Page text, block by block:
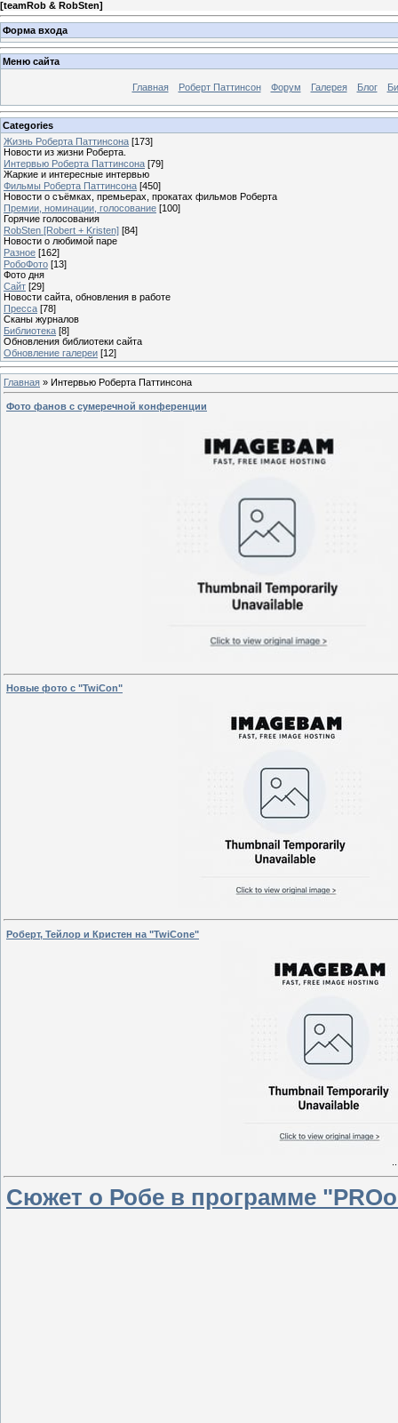
[teamRob & RobSten]
Форма входа
Меню сайта
Главная Роберт Паттинсон Форум Галерея Блог
Categories
Жизнь Роберта Паттинсона [173]
Новости из жизни Роберта.
Интервью Роберта Паттинсона [79]
Жаркие и интересные интервью
Фильмы Роберта Паттинсона [450]
Новости о съёмках, премьерах, прокатах фильмов Роберта
Премии, номинации, голосование [100]
Горячие голосования
RobSten [Robert + Kristen] [84]
Новости о любимой паре
Разное [162]
РобоФото [13]
Фото дня
Сайт [29]
Новости сайта, обновления в работе
Пресса [78]
Сканы журналов
Библиотека [8]
Обновления библиотеки сайта
Обновление галереи [12]
Главная » Интервью Роберта Паттинсона
Фото фанов с сумеречной конференции
Новые фото с "TwiCon"
Роберт, Тейлор и Кристен на "TwiConе"
Сюжет о Робе в программе